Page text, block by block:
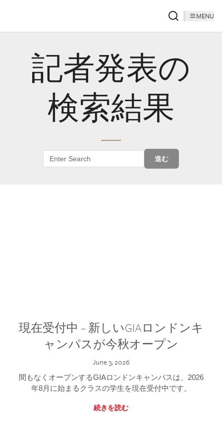
MENU
記者発表の
検索結果
進む
現在受付中 – 新しいGIAロンドンキ
ャンパスが今秋オープン
June 3, 2026
間もなくオープンするGIAロンドンキャンパスは、2026
年8月に始まるクラスの学生を現在受付中です。
続きを読む